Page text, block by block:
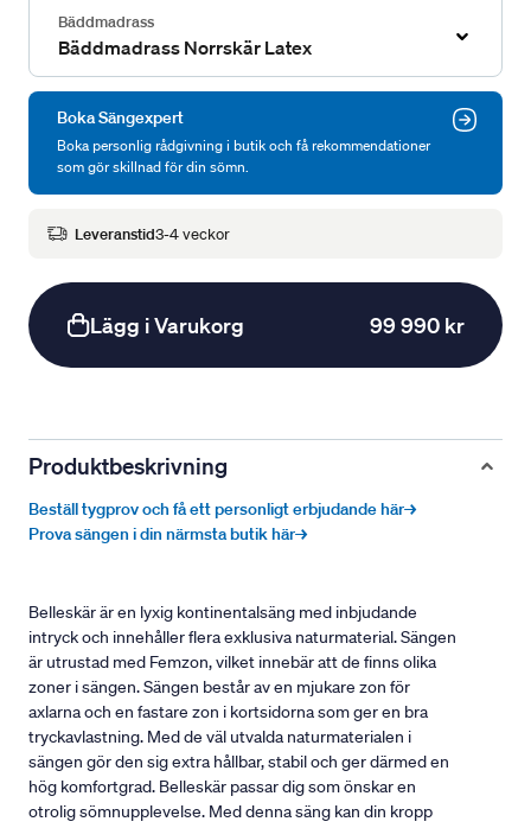
Bäddmadrass
Bäddmadrass Norrskär Latex
Boka Sängexpert
Boka personlig rådgivning i butik och få rekommendationer
som gör skillnad för din sömn.
Leveranstid3-4 veckor
Lägg i Varukorg 99 990 kr
Produktbeskrivning
Beställ tygprov och få ett personligt erbjudande här→
Prova sängen i din närmsta butik här→
Belleskär är en lyxig kontinentalsäng med inbjudande
intryck och innehåller flera exklusiva naturmaterial. Sängen
är utrustad med Femzon, vilket innebär att de finns olika
zoner i sängen. Sängen består av en mjukare zon för
axlarna och en fastare zon i kortsidorna som ger en bra
tryckavlastning. Med de väl utvalda naturmaterialen i
sängen gör den sig extra hållbar, stabil och ger därmed en
hög komfortgrad. Belleskär passar dig som önskar en
otrolig sömnupplevelse. Med denna säng kan din kropp